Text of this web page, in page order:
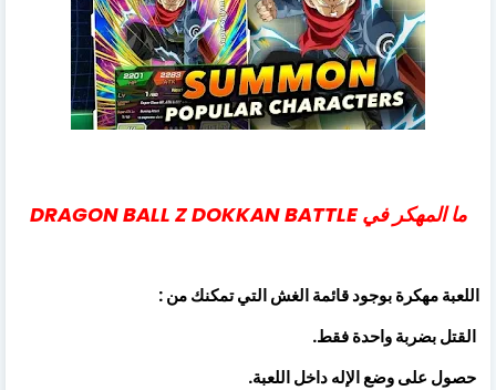
ما المهكر في DRAGON BALL Z DOKKAN BATTLE
اللعبة مهكرة بوجود قائمة الغش التي تمكنك من :
القتل بضربة واحدة فقط.
حصول على وضع الإله داخل اللعبة.